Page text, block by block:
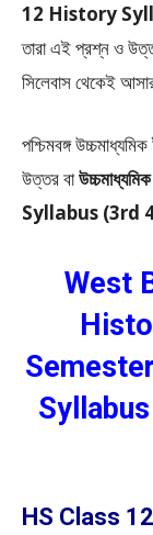
12 History
তারা এই প্রশ্ন ও
সিলেবাস থেকেই
পশ্চিমবঙ্গ
উত্তর বা
Syllabus (3rd
West
Syllabus |
HS Class